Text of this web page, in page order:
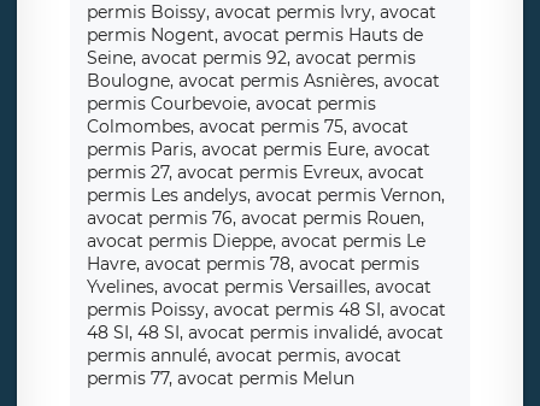
permis Boissy, avocat permis Ivry, avocat
permis Nogent, avocat permis Hauts de
Seine, avocat permis 92, avocat permis
Boulogne, avocat permis Asnières, avocat
permis Courbevoie, avocat permis
Colmombes, avocat permis 75, avocat
permis Paris, avocat permis Eure, avocat
permis 27, avocat permis Evreux, avocat
permis Les andelys, avocat permis Vernon,
avocat permis 76, avocat permis Rouen,
avocat permis Dieppe, avocat permis Le
Havre, avocat permis 78, avocat permis
Yvelines, avocat permis Versailles, avocat
permis Poissy, avocat permis 48 SI, avocat
48 SI, 48 SI, avocat permis invalidé, avocat
permis annulé, avocat permis, avocat
permis 77, avocat permis Melun